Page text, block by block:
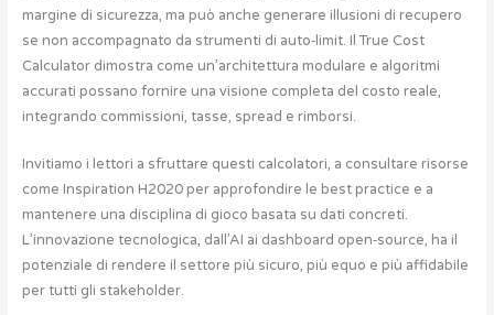
margine di sicurezza, ma può anche generare illusioni di recupero
se non accompagnato da strumenti di auto‑limit. Il True Cost
Calculator dimostra come un’architettura modulare e algoritmi
accurati possano fornire una visione completa del costo reale,
integrando commissioni, tasse, spread e rimborsi.
Invitiamo i lettori a sfruttare questi calcolatori, a consultare risorse
come Inspiration H2020 per approfondire le best practice e a
mantenere una disciplina di gioco basata su dati concreti.
L’innovazione tecnologica, dall’AI ai dashboard open‑source, ha il
potenziale di rendere il settore più sicuro, più equo e più affidabile
per tutti gli stakeholder.